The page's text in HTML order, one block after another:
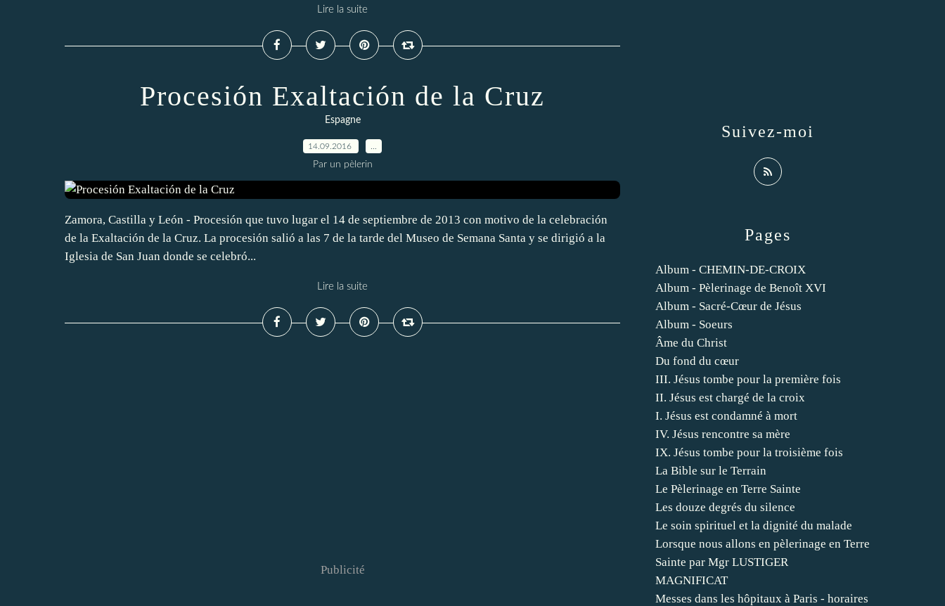
Lire la suite
Procesión Exaltación de la Cruz
Espagne
14.09.2016
Par un pèlerin
Zamora, Castilla y León - Procesión que tuvo lugar el 14 de septiembre de 2013 con motivo de la celebración
de la Exaltación de la Cruz. La procesión salió a las 7 de la tarde del Museo de Semana Santa y se dirigió a la
Iglesia de San Juan donde se celebró...
Lire la suite
Publicité
Pages
Album - CHEMIN-DE-CROIX
Album - Pèlerinage de Benoît XVI
Album - Sacré-Cœur de Jésus
Album - Soeurs
Âme du Christ
Du fond du cœur
III. Jésus tombe pour la première fois
II. Jésus est chargé de la croix
I. Jésus est condamné à mort
IV. Jésus rencontre sa mère
IX. Jésus tombe pour la troisième fois
La Bible sur le Terrain
Le Pèlerinage en Terre Sainte
Les douze degrés du silence
Le soin spirituel et la dignité du malade
Lorsque nous allons en pèlerinage en Terre
Sainte par Mgr LUSTIGER
MAGNIFICAT
Messes dans les hôpitaux à Paris - horaires
Suivez-moi